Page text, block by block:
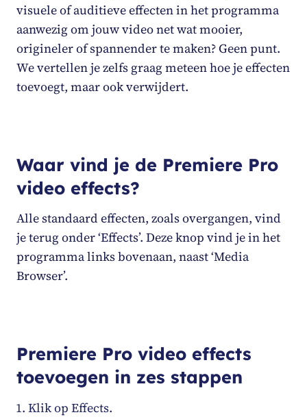
visuele of auditieve effecten in het programma
aanwezig om jouw video net wat mooier,
origineler of spannender te maken? Geen punt.
We vertellen je zelfs graag meteen hoe je effecten
toevoegt, maar ook verwijdert.
Waar vind je de Premiere Pro
video effects?
Alle standaard effecten, zoals overgangen, vind
je terug onder ‘Effects’. Deze knop vind je in het
programma links bovenaan, naast ‘Media
Browser’.
Premiere Pro video effects
toevoegen in zes stappen
Klik op Effects.